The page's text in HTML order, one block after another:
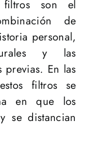
filtros son el
de
personal,
y las
previas. En las
filtros se
en que los
se distancian